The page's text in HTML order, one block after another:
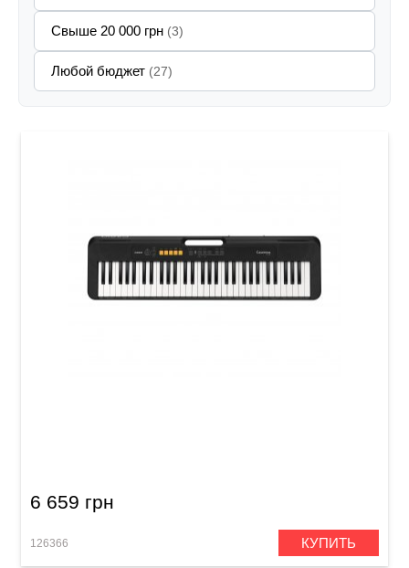
Свыше 20 000 грн (3)
Любой бюджет (27)
6 659 грн
126366 КУПИТЬ